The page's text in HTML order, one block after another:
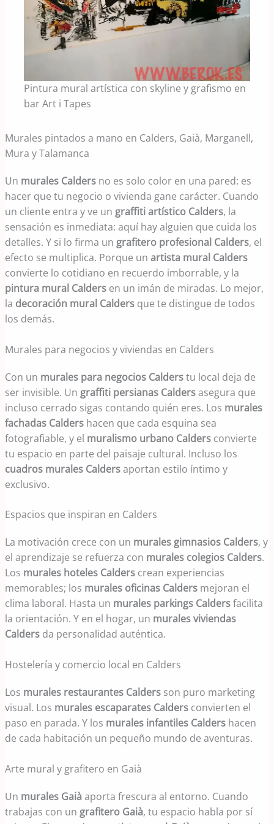
Pintura mural artística con skyline y grafismo en
bar Art i Tapes
Murales pintados a mano en Calders, Gaià, Marganell,
Mura y Talamanca
Un murales Calders no es solo color en una pared: es
hacer que tu negocio o vivienda gane carácter. Cuando
un cliente entra y ve un graffiti artístico Calders, la
sensación es inmediata: aquí hay alguien que cuida los
detalles. Y si lo firma un grafitero profesional Calders, el
efecto se multiplica. Porque unartista mural Calders
convierte lo cotidiano en recuerdo imborrable, y la
pintura mural Calders en un imán de miradas. Lo mejor,
la decoración mural Calders que te distingue de todos
los demás.
Murales para negocios y viviendas en Calders
Con un murales para negocios Calderstu local deja de
ser invisible. Un graffiti persianas Caldersasegura que
incluso cerrado sigas contando quién eres. Los murales
fachadas Calders hacen que cada esquina sea
fotografiable, y el muralismo urbano Calders convierte
tu espacio en parte del paisaje cultural. Incluso los
cuadros murales Caldersaportan estilo íntimo y
exclusivo.
Espacios que inspiran en Calders
La motivación crece con un murales gimnasios Calders, y
el aprendizaje se refuerza con murales colegios Calders.
Los murales hoteles Calders crean experiencias
memorables; los murales oficinas Calders mejoran el
clima laboral. Hasta un murales parkings Caldersfacilita
la orientación. Y en el hogar, un murales viviendas
Calders da personalidad auténtica.
Hostelería y comercio local en Calders
Los murales restaurantes Calders son puro marketing
visual. Los murales escaparates Calders convierten el
paso en parada. Y los murales infantiles Calders hacen
de cada habitación un pequeño mundo de aventuras.
Arte mural y grafitero en Gaià
Un murales Gaiàaporta frescura al entorno. Cuando
trabajas con un grafitero Gaià, tu espacio habla por sí